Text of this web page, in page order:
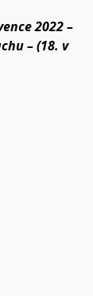
2022 –
– (18. v